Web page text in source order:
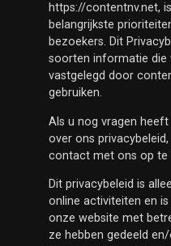
https://contentnv.net,
belangrijkste
bezoekers. Dit
soorten informatie die
vastgelegd door
gebruiken.
Als u nog vragen
over ons
contact met ons op te
Dit privacybeleid is
online activiteiten en
onze website met
ze hebben gedeeld